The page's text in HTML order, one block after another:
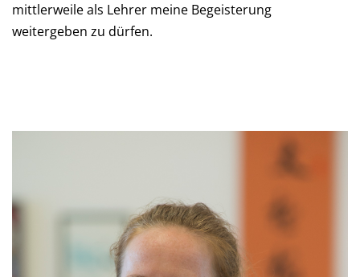
mittlerweile als Lehrer meine Begeisterung
weitergeben zu dürfen.